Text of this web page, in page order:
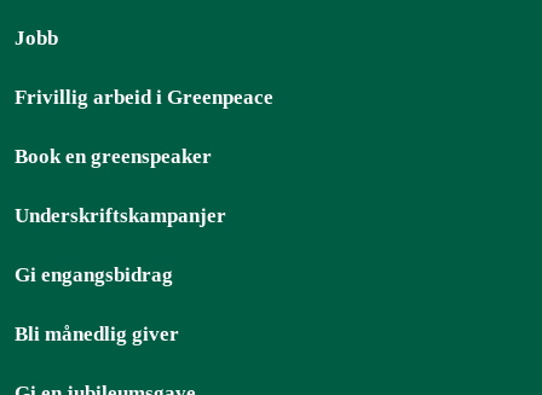
Jobb
Frivillig arbeid i Greenpeace
Book en greenspeaker
Underskriftskampanjer
Gi engangsbidrag
Bli månedlig giver